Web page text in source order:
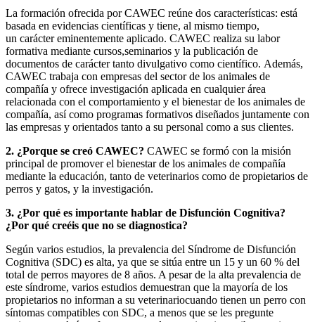
La formación ofrecida por CAWEC reúne dos características: está
basada en evidencias científicas y tiene, al mismo tiempo,
un carácter eminentemente aplicado. CAWEC realiza su labor
formativa mediante cursos,seminarios y la publicación de
documentos de carácter tanto divulgativo como científico. Además,
CAWEC trabaja con empresas del sector de los animales de
compañía y ofrece investigación aplicada en cualquier área
relacionada con el comportamiento y el bienestar de los animales de
compañía, así como programas formativos diseñados juntamente con
las empresas y orientados tanto a su personal como a sus clientes.
2. ¿Porque se creó CAWEC? CAWEC se formó con la misión
principal de promover el bienestar de los animales de compañía
mediante la educación, tanto de veterinarios como de propietarios de
perros y gatos, y la investigación.
3. ¿Por qué es importante hablar de Disfunción Cognitiva?
¿Por qué creéis que no se diagnostica?
Según varios estudios, la prevalencia del Síndrome de Disfunción
Cognitiva (SDC) es alta, ya que se sitúa entre un 15 y un 60 % del
total de perros mayores de 8 años. A pesar de la alta prevalencia de
este síndrome, varios estudios demuestran que la mayoría de los
propietarios no informan a su veterinariocuando tienen un perro con
síntomas compatibles con SDC, a menos que se les pregunte